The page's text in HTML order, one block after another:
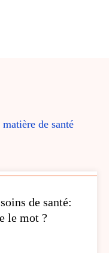
de santé
de santé:
le mot ?